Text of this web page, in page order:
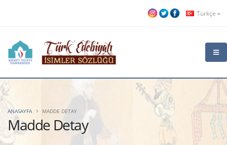
Türkçe
Madde Detay
ANASAYFA MADDE DETAY